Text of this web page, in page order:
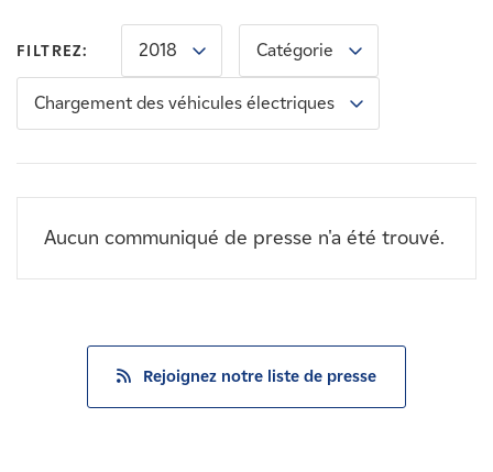
Nouvelles
Contactez-nous
FILTREZ: 2018 Catégorie
Chargement des véhicules électriques
Aucun communiqué de presse n'a été trouvé.
Rejoignez notre liste de presse